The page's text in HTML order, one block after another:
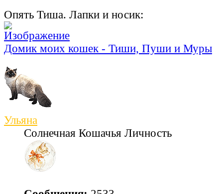
Опять Тиша. Лапки и носик:
Домик моих кошек - Тиши, Пуши и Муры
Ульяна
Солнечная Кошачья Личность